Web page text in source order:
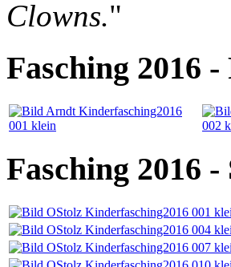
Clowns."
Fasching 2016
Fasching 2016